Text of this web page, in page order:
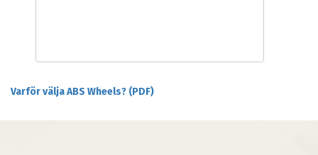
Varför välja ABS Wheels? (PDF)